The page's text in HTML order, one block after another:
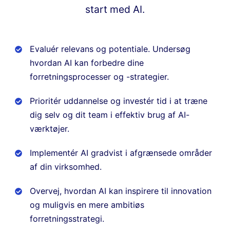
start med AI.
Evaluér relevans og potentiale. Undersøg
hvordan AI kan forbedre dine
forretningsprocesser og -strategier.
Prioritér uddannelse og investér tid i at træne
dig selv og dit team i effektiv brug af AI-
værktøjer.
Implementér AI gradvist i afgrænsede områder
af din virksomhed.
Overvej, hvordan AI kan inspirere til innovation
og muligvis en mere ambitiøs
forretningsstrategi.